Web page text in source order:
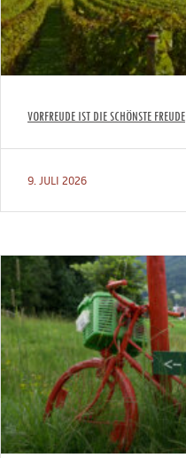
VORFREUDE IST DIE SCHÖNSTE FREUDE
9. JULI 2026